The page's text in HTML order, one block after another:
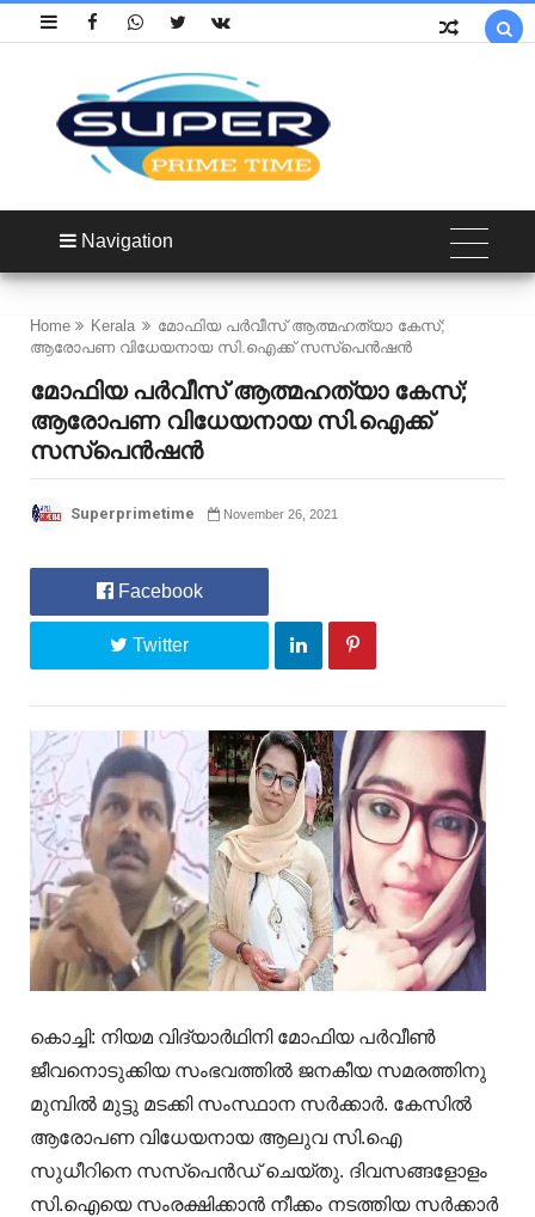

Navigation
Home Kerala
മോഫിയ പർവീസ് ആത്മഹത്യാ കേസ്;
ആരോപണ വിധേയനായ സി.ഐക്ക് സസ്പെൻഷൻ
മോഫിയ പർവീസ് ആത്മഹത്യാ കേസ്;
ആരോപണ വിധേയനായ സി.ഐക്ക്
സസ്പെൻഷൻ
Superprimetime November 26, 2021
Facebook
Twitter
കൊച്ചി: നിയമ വിദ്യാർഥിനി മോഫിയ പർവീൺ
ജീവനൊടുക്കിയ സംഭവത്തിൽ ജനകീയ സമരത്തിനു
മുമ്പിൽ മുട്ടു മടക്കി സംസ്ഥാന സർക്കാർ. കേസിൽ
ആരോപണ വിധേയനായ ആലുവ സി.ഐ
സുധീറിനെ സസ്പെൻഡ് ചെയ്‌തു. ദിവസങ്ങളോളം
സി.ഐയെ സംരക്ഷിക്കാൻ നീക്കം നടത്തിയ സർക്കാർ